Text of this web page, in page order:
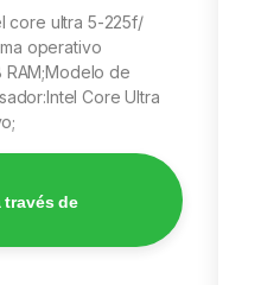
core ultra 5-225f/
operativo
RAM;Modelo de
Core Ultra
través de